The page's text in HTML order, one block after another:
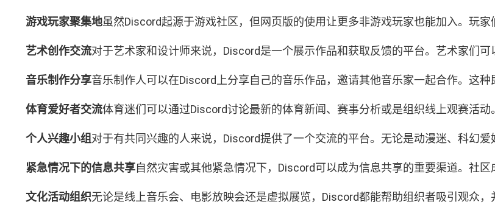
游戏玩家聚集地虽然Discord起源于游戏社区，但网页版的使用让更多非游戏玩家也能加入。玩
艺术创作交流对于艺术家和设计师来说，Discord是一个展示作品和获取反馈的平台。艺术家们
音乐制作分享音乐制作人可以在Discord上分享自己的音乐作品，邀请其他音乐家一起合作。这种
体育爱好者交流体育迷们可以通过Discord讨论最新的体育新闻、赛事分析或是组织线上观赛活
个人兴趣小组对于有共同兴趣的人来说，Discord提供了一个交流的平台。无论是动漫迷、科幻
紧急情况下的信息共享自然灾害或其他紧急情况下，Discord可以成为信息共享的重要渠道。社区
文化活动组织无论是线上音乐会、电影放映会还是虚拟展览，Discord都能帮助组织者吸引观众，